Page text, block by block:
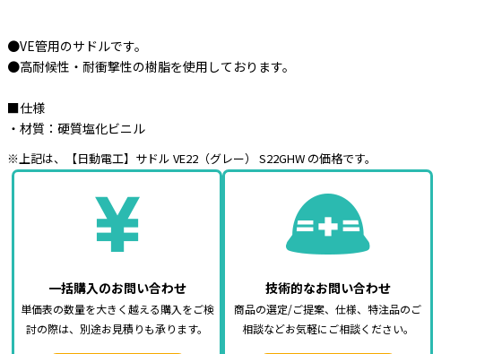
●VE管用のサドルです。
●高耐候性・耐衝撃性の樹脂を使用しております。
■仕様
・材質：硬質塩化ビニル
※上記は、【日動電工】サドル VE22（グレー） S22GHW の価格です。
一括購入のお問い合わせ
単価表の数量を大きく越える購入をご検
討の際は、別途お見積りも承ります。
技術的なお問い合わせ
商品の選定/ご提案、仕様、特注品のご
相談などお気軽にご相談ください。